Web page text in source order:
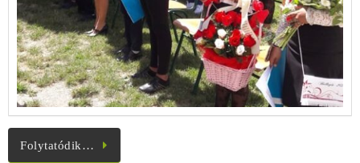
Folytatódik…